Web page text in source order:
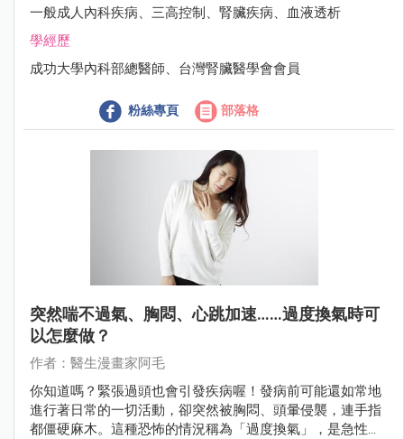
一般成人內科疾病、三高控制、腎臟疾病、血液透析
學經歷
成功大學內科部總醫師、台灣腎臟醫學會會員
粉絲專頁 部落格
突然喘不過氣、胸悶、心跳加速……過度換氣時可
以怎麼做？
作者：醫生漫畫家阿毛
你知道嗎？緊張過頭也會引發疾病喔！發病前可能還如常地
進行著日常的一切活動，卻突然被胸悶、頭暈侵襲，連手指
都僵硬麻木。這種恐怖的情況稱為「過度換氣」，是急性情